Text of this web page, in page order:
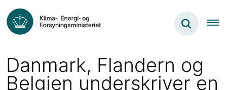
Danmark, Flandern og
Belgien underskriver en